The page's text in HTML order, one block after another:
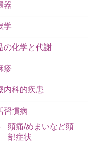
器
学
の化学と代謝
疹
内科的疾患
習慣病
頭痛/めまいなど頭
部症状